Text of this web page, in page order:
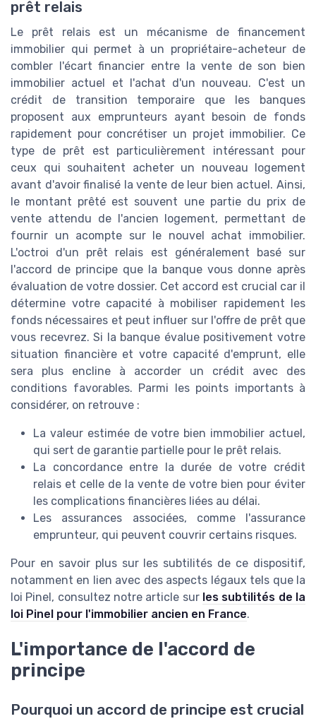
prêt relais
Le prêt relais est un mécanisme de financement
immobilier qui permet à un propriétaire-acheteur de
combler l'écart financier entre la vente de son bien
immobilier actuel et l'achat d'un nouveau. C'est un
crédit de transition temporaire que les banques
proposent aux emprunteurs ayant besoin de fonds
rapidement pour concrétiser un projet immobilier. Ce
type de prêt est particulièrement intéressant pour
ceux qui souhaitent acheter un nouveau logement
avant d'avoir finalisé la vente de leur bien actuel. Ainsi,
le montant prêté est souvent une partie du prix de
vente attendu de l'ancien logement, permettant de
fournir un acompte sur le nouvel achat immobilier.
L'octroi d'un prêt relais est généralement basé sur
l'accord de principe que la banque vous donne après
évaluation de votre dossier. Cet accord est crucial car il
détermine votre capacité à mobiliser rapidement les
fonds nécessaires et peut influer sur l'offre de prêt que
vous recevrez. Si la banque évalue positivement votre
situation financière et votre capacité d'emprunt, elle
sera plus encline à accorder un crédit avec des
conditions favorables. Parmi les points importants à
considérer, on retrouve :
La valeur estimée de votre bien immobilier actuel,
qui sert de garantie partielle pour le prêt relais.
La concordance entre la durée de votre crédit
relais et celle de la vente de votre bien pour éviter
les complications financières liées au délai.
Les assurances associées, comme l'assurance
emprunteur, qui peuvent couvrir certains risques.
Pour en savoir plus sur les subtilités de ce dispositif,
notamment en lien avec des aspects légaux tels que la
loi Pinel, consultez notre article sur les subtilités de la
loi Pinel pour l'immobilier ancien en France.
L'importance de l'accord de
principe
Pourquoi un accord de principe est crucial